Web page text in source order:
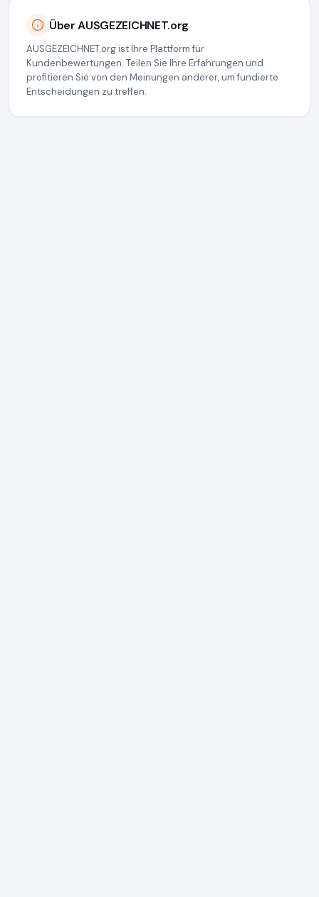
Über AUSGEZEICHNET.org
AUSGEZEICHNET.org ist Ihre Plattform für
Kundenbewertungen. Teilen Sie Ihre Erfahrungen und
profitieren Sie von den Meinungen anderer, um fundierte
Entscheidungen zu treffen.